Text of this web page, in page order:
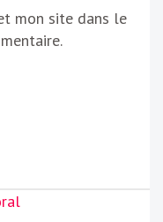
mon site dans le